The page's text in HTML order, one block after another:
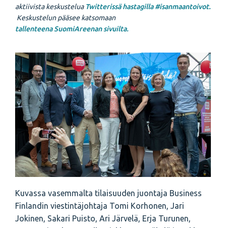
aktiivista keskustelua Twitterissä hastagilla #isanmaantoivot.
Keskustelun pääsee katsomaan
tallenteena SuomiAreenan sivuilta.
Kuvassa vasemmalta tilaisuuden juontaja Business
Finlandin viestintäjohtaja Tomi Korhonen, Jari
Jokinen, Sakari Puisto, Ari Järvelä, Erja Turunen,